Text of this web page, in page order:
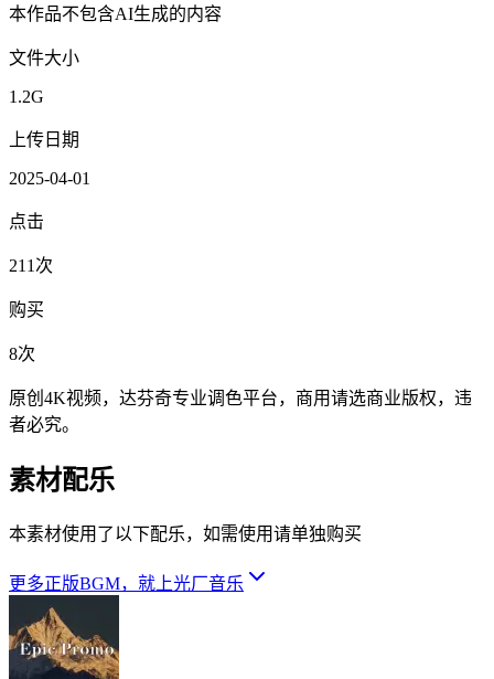
本作品不包含AI生成的内容
文件大小
1.2G
上传日期
2025-04-01
点击
211次
购买
8次
原创4K视频，达芬奇专业调色平台，商用请选商业版权，违
者必究。
素材配乐
本素材使用了以下配乐，如需使用请单独购买
更多正版BGM，就上光厂音乐